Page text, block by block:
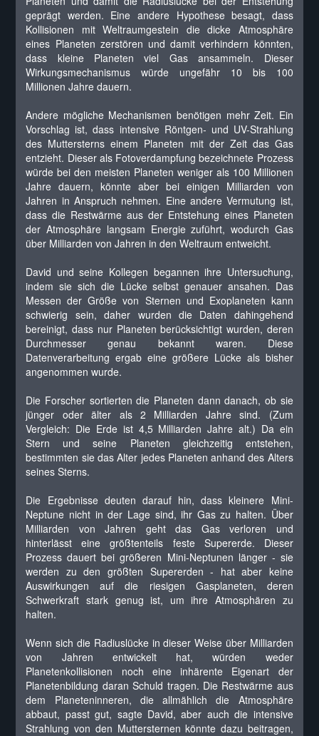
geprägt werden. Eine andere Hypothese besagt, dass
Kollisionen mit Weltraumgestein die dicke Atmosphäre
eines Planeten zerstören und damit verhindern könnten,
dass kleine Planeten viel Gas ansammeln. Dieser
Wirkungsmechanismus würde ungefähr 10 bis 100
Millionen Jahre dauern.
Andere mögliche Mechanismen benötigen mehr Zeit. Ein
Vorschlag ist, dass intensive Röntgen- und UV-Strahlung
des Muttersterns einem Planeten mit der Zeit das Gas
entzieht. Dieser als Fotoverdampfung bezeichnete Prozess
würde bei den meisten Planeten weniger als 100 Millionen
Jahre dauern, könnte aber bei einigen Milliarden von
Jahren in Anspruch nehmen. Eine andere Vermutung ist,
dass die Restwärme aus der Entstehung eines Planeten
der Atmosphäre langsam Energie zuführt, wodurch Gas
über Milliarden von Jahren in den Weltraum entweicht.
David und seine Kollegen begannen ihre Untersuchung,
indem sie sich die Lücke selbst genauer ansahen. Das
Messen der Größe von Sternen und Exoplaneten kann
schwierig sein, daher wurden die Daten dahingehend
bereinigt, dass nur Planeten berücksichtigt wurden, deren
Durchmesser genau bekannt waren. Diese
Datenverarbeitung ergab eine größere Lücke als bisher
angenommen wurde.
Die Forscher sortierten die Planeten dann danach, ob sie
jünger oder älter als 2 Milliarden Jahre sind. (Zum
Vergleich: Die Erde ist 4,5 Milliarden Jahre alt.) Da ein
Stern und seine Planeten gleichzeitig entstehen,
bestimmten sie das Alter jedes Planeten anhand des Alters
seines Sterns.
Die Ergebnisse deuten darauf hin, dass kleinere Mini-
Neptune nicht in der Lage sind, ihr Gas zu halten. Über
Milliarden von Jahren geht das Gas verloren und
hinterlässt eine größtenteils feste Supererde. Dieser
Prozess dauert bei größeren Mini-Neptunen länger - sie
werden zu den größten Supererden - hat aber keine
Auswirkungen auf die riesigen Gasplaneten, deren
Schwerkraft stark genug ist, um ihre Atmosphären zu
halten.
Wenn sich die Radiuslücke in dieser Weise über Milliarden
von Jahren entwickelt hat, würden weder
Planetenkollisionen noch eine inhärente Eigenart der
Planetenbildung daran Schuld tragen. Die Restwärme aus
dem Planeteninneren, die allmählich die Atmosphäre
abbaut, passt gut, sagte David, aber auch die intensive
Strahlung von den Muttersternen könnte dazu beitragen,